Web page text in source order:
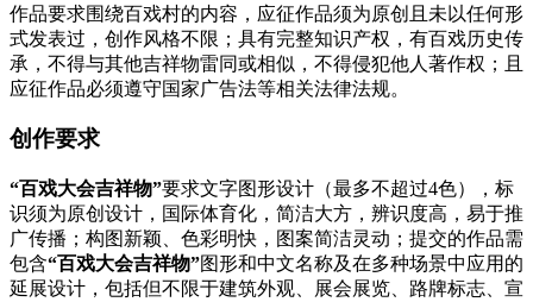
作品要求围绕百戏村的内容，应征作品须为原创且未以任何形
式发表过，创作风格不限；具有完整知识产权，有百戏历史传
承，不得与其他吉祥物雷同或相似，不得侵犯他人著作权；且
应征作品必须遵守国家广告法等相关法律法规。
创作要求
“百戏大会吉祥物”要求文字图形设计（最多不超过4色），标
识须为原创设计，国际体育化，简洁大方，辨识度高，易于推
广传播；构图新颖、色彩明快，图案简洁灵动；提交的作品需
包含“百戏大会吉祥物”图形和中文名称及在多种场景中应用的
延展设计，包括但不限于建筑外观、展会展览、路牌标志、宣